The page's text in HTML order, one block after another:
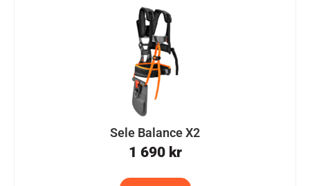
Sele Balance X2
1 690 kr